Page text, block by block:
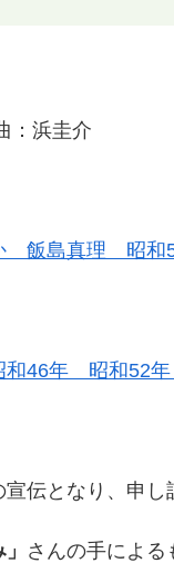
：浜圭介
飯島真理 昭和
46年 昭和52年
伝となり、申し
さんの手によ